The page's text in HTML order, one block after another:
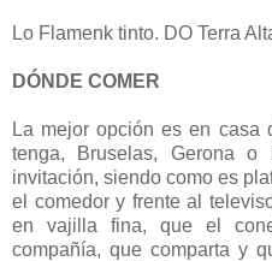
Lo Flamenk tinto. DO Terra
DÓNDE COMER
La mejor opción es en casa
tenga, Bruselas, Gerona
invitación, siendo como es
el comedor y frente al
en vajilla fina, que el
compañía, que comparta y